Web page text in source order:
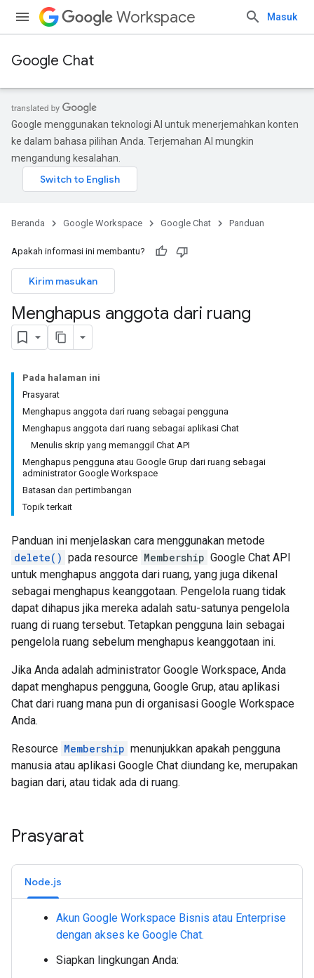
Workspace Masuk
Google Chat
Google menggunakan teknologi AI untuk menerjemahkan konten
ke dalam bahasa pilihan Anda. Terjemahan AI mungkin
mengandung kesalahan.
Beranda Google Workspace Google Chat Panduan
Apakah informasi ini membantu?
Kirim masukan
Menghapus anggota dari ruang
Pada halaman ini
Prasyarat
Menghapus anggota dari ruang sebagai pengguna
Menghapus anggota dari ruang sebagai aplikasi Chat
Menulis skrip yang memanggil Chat API
Menghapus pengguna atau Google Grup dari ruang sebagai
administrator Google Workspace
Batasan dan pertimbangan
Topik terkait
Panduan ini menjelaskan cara menggunakan metode
delete() pada resource Membership Google Chat API
untuk menghapus anggota dari ruang, yang juga dikenal
sebagai menghapus keanggotaan. Pengelola ruang tidak
dapat dihapus jika mereka adalah satu-satunya pengelola
ruang di ruang tersebut. Tetapkan pengguna lain sebagai
pengelola ruang sebelum menghapus keanggotaan ini.
Jika Anda adalah administrator Google Workspace, Anda
dapat menghapus pengguna, Google Grup, atau aplikasi
Chat dari ruang mana pun di organisasi Google Workspace
Anda.
Resource Membership menunjukkan apakah pengguna
manusia atau aplikasi Google Chat diundang ke, merupakan
bagian dari, atau tidak ada di ruang.
Prasyarat
Node.js
Akun Google Workspace Bisnis atau Enterprise
dengan akses ke Google Chat.
Siapkan lingkungan Anda: